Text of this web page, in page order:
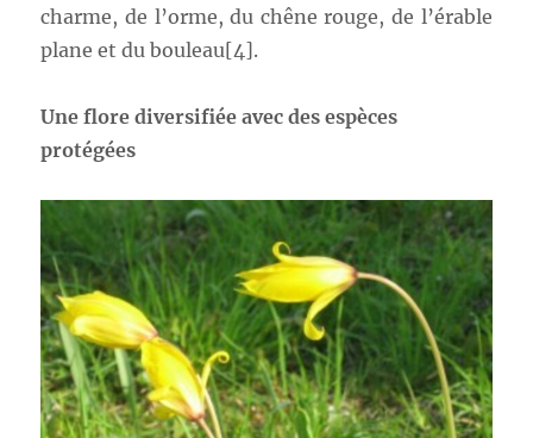
charme, de l’orme, du chêne rouge, de l’érable
plane et du bouleau[4].
Une flore diversifiée avec des espèces
protégées